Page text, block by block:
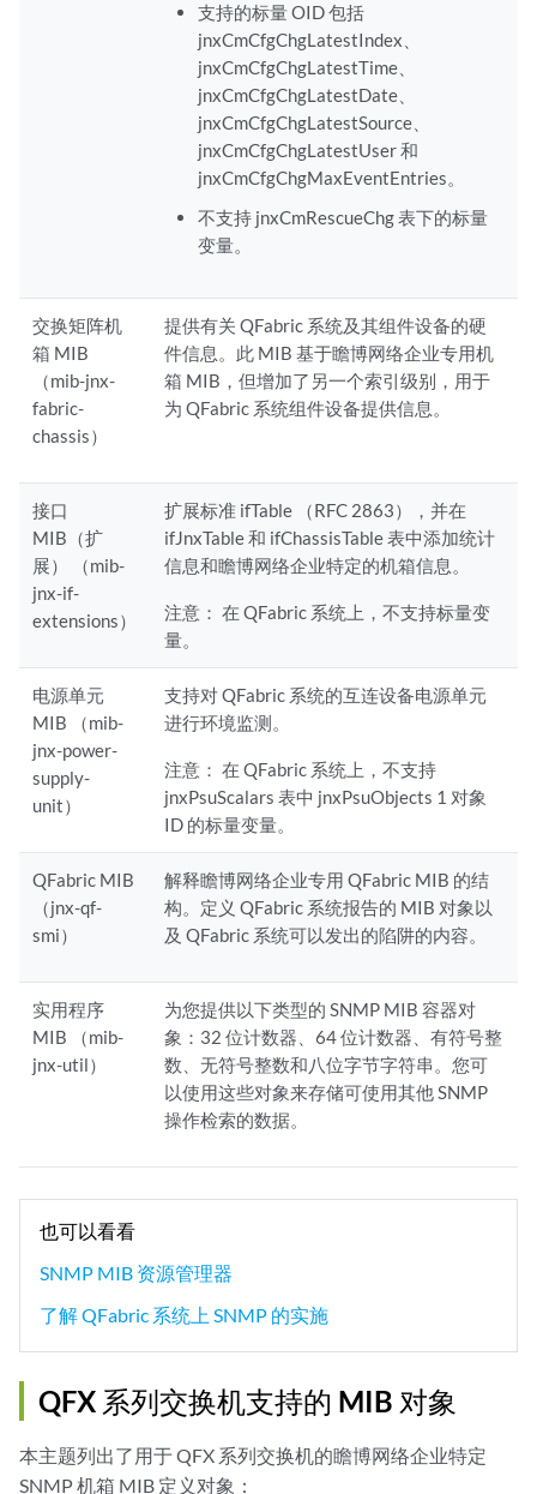
支持的标量 OID 包括
jnxCmCfgChgLatestIndex、
jnxCmCfgChgLatestTime、
jnxCmCfgChgLatestDate、
jnxCmCfgChgLatestSource、
jnxCmCfgChgLatestUser 和
jnxCmCfgChgMaxEventEntries。
不支持 jnxCmRescueChg 表下的标量
变量。
交换矩阵机
箱 MIB
（mib-jnx-
fabric-
chassis）
提供有关 QFabric 系统及其组件设备的硬
件信息。此 MIB 基于瞻博网络企业专用机
箱 MIB，但增加了另一个索引级别，用于
为 QFabric 系统组件设备提供信息。
接口
MIB（扩
展） （mib-
jnx-if-
extensions）
扩展标准 ifTable （RFC 2863），并在
ifJnxTable 和 ifChassisTable 表中添加统计
信息和瞻博网络企业特定的机箱信息。
注意： 在 QFabric 系统上，不支持标量变
量。
电源单元
MIB （mib-
jnx-power-
supply-
unit）
支持对 QFabric 系统的互连设备电源单元
进行环境监测。
注意： 在 QFabric 系统上，不支持
jnxPsuScalars 表中 jnxPsuObjects 1 对象
ID 的标量变量。
QFabric MIB
（jnx-qf-
smi）
解释瞻博网络企业专用 QFabric MIB 的结
构。定义 QFabric 系统报告的 MIB 对象以
及 QFabric 系统可以发出的陷阱的内容。
实用程序
MIB （mib-
jnx-util）
为您提供以下类型的 SNMP MIB 容器对
象：32 位计数器、64 位计数器、有符号整
数、无符号整数和八位字节字符串。您可
以使用这些对象来存储可使用其他 SNMP
操作检索的数据。
也可以看看
SNMP MIB 资源管理器
了解 QFabric 系统上 SNMP 的实施
QFX 系列交换机支持的 MIB 对象
本主题列出了用于 QFX 系列交换机的瞻博网络企业特定
SNMP 机箱 MIB 定义对象：